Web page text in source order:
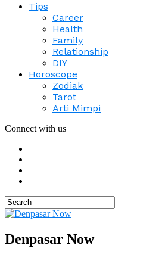
Tips
Career
Health
Family
Relationship
DIY
Horoscope
Zodiak
Tarot
Arti Mimpi
Connect with us
Denpasar Now